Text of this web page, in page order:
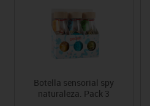
Botella sensorial spy
naturaleza. Pack 3